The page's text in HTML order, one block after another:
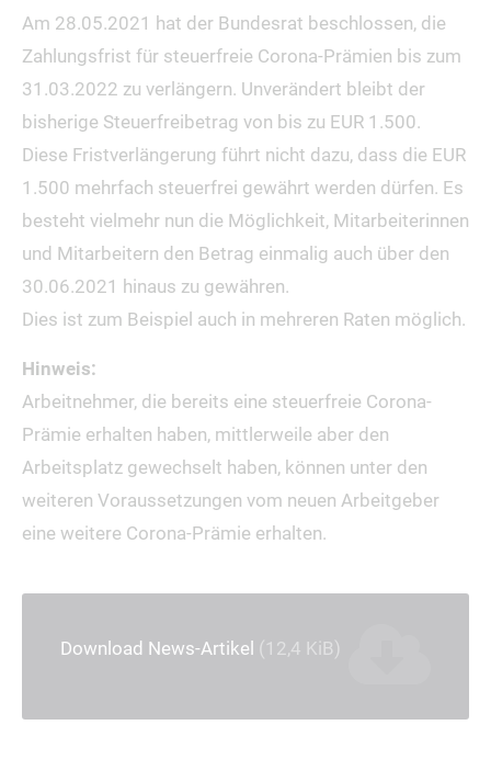
Am 28.05.2021 hat der Bundesrat beschlossen, die
Zahlungsfrist für steuerfreie Corona-Prämien bis zum
31.03.2022 zu verlängern. Unverändert bleibt der
bisherige Steuerfreibetrag von bis zu EUR 1.500.
Diese Fristverlängerung führt nicht dazu, dass die EUR
1.500 mehrfach steuerfrei gewährt werden dürfen. Es
besteht vielmehr nun die Möglichkeit, Mitarbeiterinnen
und Mitarbeitern den Betrag einmalig auch über den
30.06.2021 hinaus zu gewähren.
Dies ist zum Beispiel auch in mehreren Raten möglich.
Hinweis:
Arbeitnehmer, die bereits eine steuerfreie Corona-
Prämie erhalten haben, mittlerweile aber den
Arbeitsplatz gewechselt haben, können unter den
weiteren Voraussetzungen vom neuen Arbeitgeber
eine weitere Corona-Prämie erhalten.
Download News-Artikel (12,4 KiB)